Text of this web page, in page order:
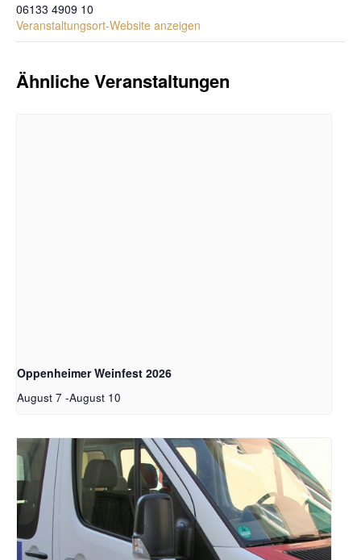
06133 4909 10
Veranstaltungsort-Website anzeigen
Ähnliche Veranstaltungen
Oppenheimer Weinfest 2026
August 7 -August 10